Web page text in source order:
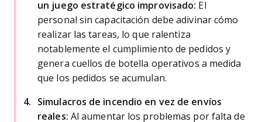
un juego estratégico improvisado: El
personal sin capacitación debe adivinar cómo
realizar las tareas, lo que ralentiza
notablemente el cumplimiento de pedidos y
genera cuellos de botella operativos a medida
que los pedidos se acumulan.
Simulacros de incendio en vez de envíos
reales: Al aumentar los problemas por falta de